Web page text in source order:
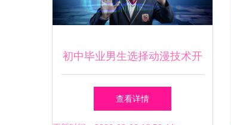
\u0026荣誉{\\r我选择确认那
初中毕业男生选择动漫技术开
发的职业前景与学习路径
查看详情